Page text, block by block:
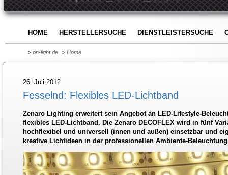
HOME HERSTELLERSUCHE DIENSTLEISTERSUCHE
> on-light.de > Home
26. Juli 2012
Fesselnd: Flexibles LED-Lichtband
Zenaro Lighting erweitert sein Angebot an LED-Lifestyle-
flexibles LED-Lichtband. Die Zenaro DECOFLEX wird in fünf
hochflexibel und universell (innen und außen) einsetzbar und
kreative Lichtideen in der professionellen Ambiente-